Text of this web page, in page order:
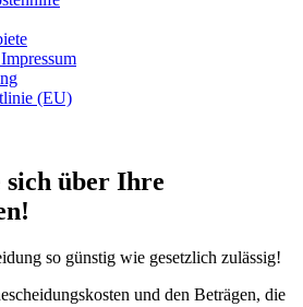
(EU)
über Ihre
so günstig wie gesetzlich zulässig!
und den Beträgen, die